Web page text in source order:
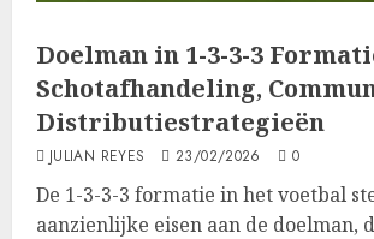
Doelman in 1-3-3-3
Schotafhandeling,
Distributiestrategieën
JULIAN REYES 23/02/2026 0
De 1-3-3-3 formatie in het voetbal
aanzienlijke eisen aan de doelman,